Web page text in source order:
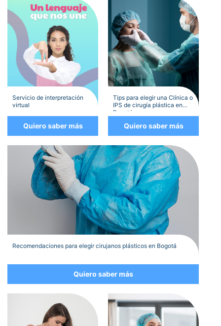
Servicio de interpretación
virtual
Quiero saber más
Tips para elegir una Clínica o
IPS de cirugía plástica en
Bogotá
Quiero saber más
Recomendaciones para elegir cirujanos plásticos en Bogotá
Quiero saber más